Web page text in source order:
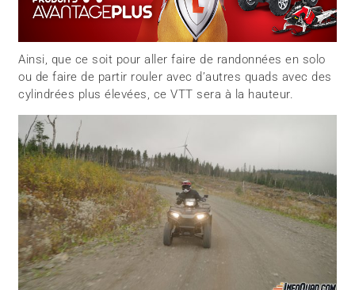
Ainsi, que ce soit pour aller faire de randonnées en solo
ou de faire de partir rouler avec d’autres quads avec des
cylindrées plus élevées, ce VTT sera à la hauteur.